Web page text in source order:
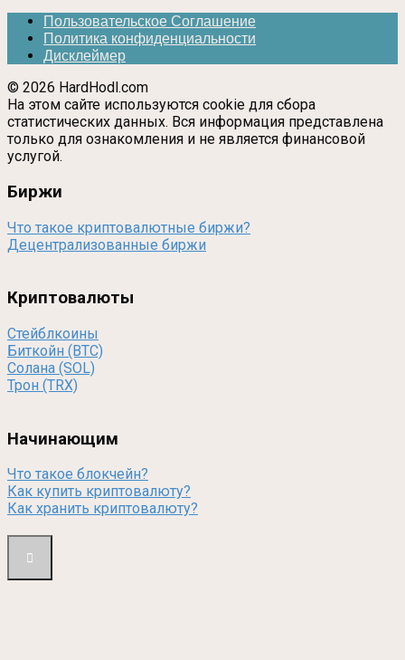
Пользовательское Соглашение
Политика конфиденциальности
Дисклеймер
© 2026 HardHodl.com
На этом сайте используются cookie для сбора
статистических данных. Вся информация представлена
только для ознакомления и не является финансовой
услугой.
Биржи
Что такое криптовалютные биржи?
Децентрализованные биржи
Криптовалюты
Стейблкоины
Биткойн (BTC)
Солана (SOL)
Трон (TRX)
Начинающим
Что такое блокчейн?
Как купить криптовалюту?
Как хранить криптовалюту?